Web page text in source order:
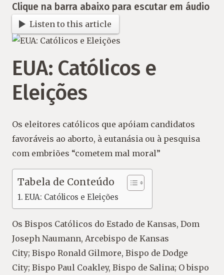
Clique na barra abaixo para escutar em áudio
Listen to this article
EUA: Católicos e
Eleições
Os eleitores católicos que apóiam candidatos
favoráveis ​​ao aborto, à eutanásia ou à pesquisa
com embriões “cometem mal moral”
Tabela de Conteúdo
EUA: Católicos e Eleições
Os Bispos Católicos do Estado de Kansas, Dom
Joseph Naumann, Arcebispo de Kansas
City; Bispo Ronald Gilmore, Bispo de Dodge
City; Bispo Paul Coakley, Bispo de Salina; O bispo